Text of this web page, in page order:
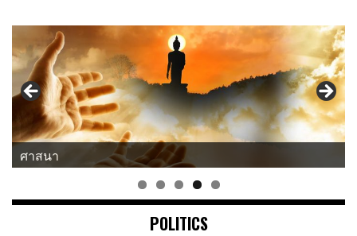
แนวคิด-คำคม
POLITICS